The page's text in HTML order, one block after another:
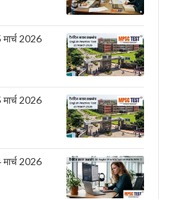
2026
2026
2026